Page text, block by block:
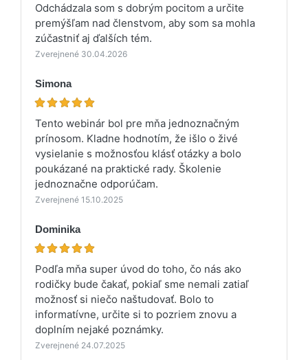
Odchádzala som s dobrým pocitom a určite
premýšľam nad členstvom, aby som sa mohla
zúčastniť aj ďalších tém.
Zverejnené 30.04.2026
Simona
Tento webinár bol pre mňa jednoznačným
prínosom. Kladne hodnotím, že išlo o živé
vysielanie s možnosťou klásť otázky a bolo
poukázané na praktické rady. Školenie
jednoznačne odporúčam.
Zverejnené 15.10.2025
Dominika
Podľa mňa super úvod do toho, čo nás ako
rodičky bude čakať, pokiaľ sme nemali zatiaľ
možnosť si niečo naštudovať. Bolo to
informatívne, určite si to pozriem znovu a
doplním nejaké poznámky.
Zverejnené 24.07.2025